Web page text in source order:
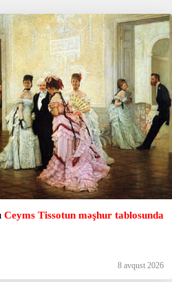
Ceyms Tissotun məşhur tablosunda
8 avqust 2026